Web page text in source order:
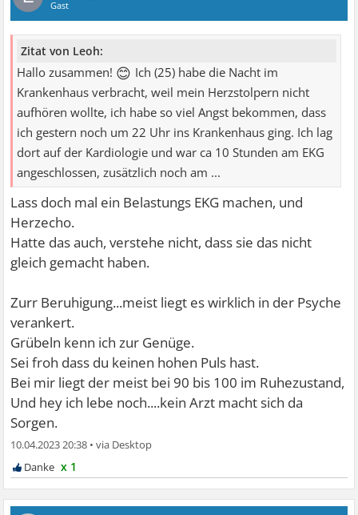
Gast
Zitat von Leoh:
Hallo zusammen! 😊 Ich (25) habe die Nacht im
Krankenhaus verbracht, weil mein Herzstolpern nicht
aufhören wollte, ich habe so viel Angst bekommen, dass
ich gestern noch um 22 Uhr ins Krankenhaus ging. Ich lag
dort auf der Kardiologie und war ca 10 Stunden am EKG
angeschlossen, zusätzlich noch am ...
Lass doch mal ein Belastungs EKG machen, und
Herzecho.
Hatte das auch, verstehe nicht, dass sie das nicht
gleich gemacht haben.
Zurr Beruhigung...meist liegt es wirklich in der Psyche
verankert.
Grübeln kenn ich zur Genüge.
Sei froh dass du keinen hohen Puls hast.
Bei mir liegt der meist bei 90 bis 100 im Ruhezustand,
Und hey ich lebe noch....kein Arzt macht sich da
Sorgen.
10.04.2023 20:38 •
x 1